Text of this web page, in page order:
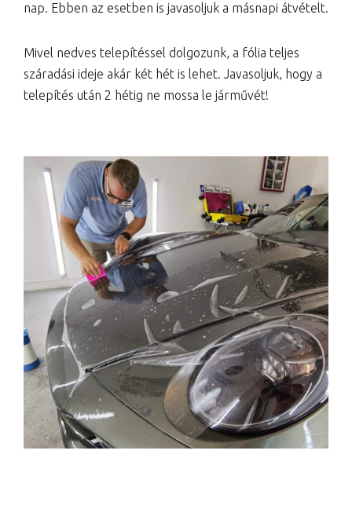
nap. Ebben az esetben is javasoljuk a másnapi átvételt.
Mivel nedves telepítéssel dolgozunk, a fólia teljes
száradási ideje akár két hét is lehet. Javasoljuk, hogy a
telepítés után 2 hétig ne mossa le járművét!